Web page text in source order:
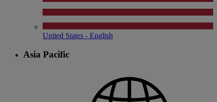
United States - English
Asia Pacific